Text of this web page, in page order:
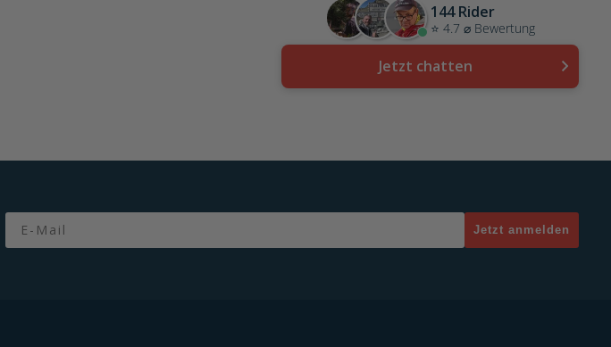
144 Rider
⭐ 4.7 ⌀ Bewertung
Jetzt chatten
Email
Jetzt anmelden